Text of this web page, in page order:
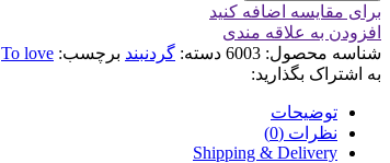
برای مقایسه اضافه کنید
افزودن به علاقه مندی
شناسه محصول: 6003 دسته: گردنبند برچسب: To love
به اشتراک بگذارید:
توضیحات
نظرات (0)
Shipping & Delivery